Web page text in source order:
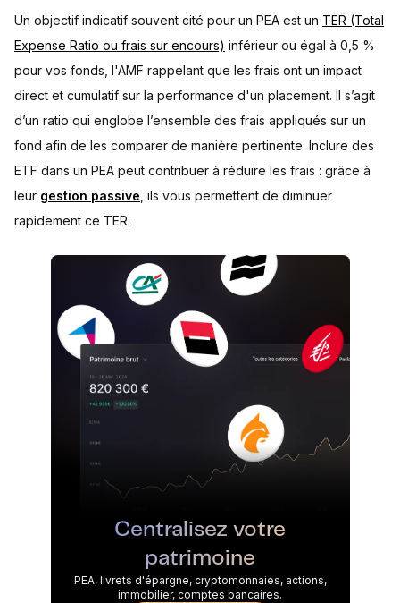
Un objectif indicatif souvent cité pour un PEA est un TER (Total
Expense Ratio ou frais sur encours) inférieur ou égal à 0,5 %
pour vos fonds, l'AMF rappelant que les frais ont un impact
direct et cumulatif sur la performance d'un placement. Il s’agit
d’un ratio qui englobe l’ensemble des frais appliqués sur un
fond afin de les comparer de manière pertinente. Inclure des
ETF dans un PEA peut contribuer à réduire les frais : grâce à
leur gestion passive , ils vous permettent de diminuer
rapidement ce TER.
Centralisez votre
patrimoine
PEA, livrets d'épargne, cryptomonnaies, actions,
immobilier, comptes bancaires.